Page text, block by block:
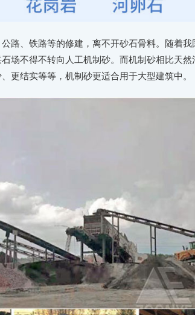
路、铁路等的修建，离不开砂石骨料。随着
场不得不转向人工机制砂。而机制砂相比天然
更结实等等，机制砂更适合用于大型建筑中。